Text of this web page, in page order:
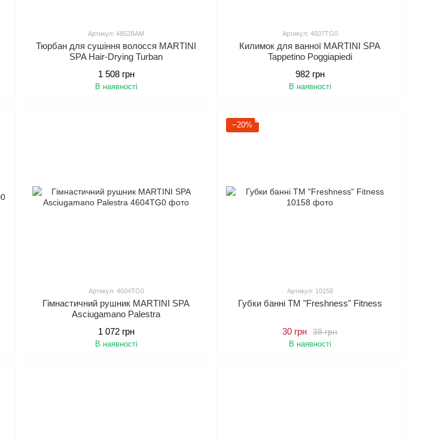
Артикул: 4852BAM
Тюрбан для сушіння волосся MARTINI
SPA Hair-Drying Turban
1 508 грн
В наявності
Артикул: 4607TG0
Килимок для ванної MARTINI SPA
Tappetino Poggiapiedi
982 грн
В наявності
Артикул: 4604TG0
Гімнастичний рушник MARTINI SPA
Asciugamano Palestra
1 072 грн
В наявності
−20%
Артикул: 10158
Губки банні ТМ "Freshness" Fitness
38 грн
30 грн
В наявності